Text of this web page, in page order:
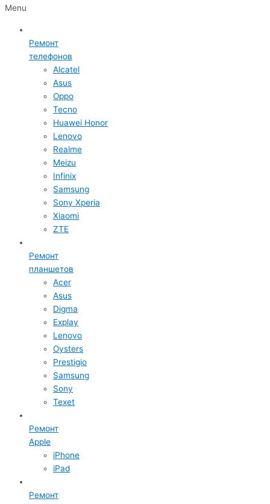
Menu
Ремонт
телефонов
Alcatel
Asus
Oppo
Tecno
Huawei Honor
Lenovo
Realme
Meizu
Infinix
Samsung
Sony Xperia
Xiaomi
ZTE
Ремонт
планшетов
Acer
Asus
Digma
Explay
Lenovo
Oysters
Prestigio
Samsung
Sony
Texet
Ремонт
Apple
iPhone
iPad
Ремонт